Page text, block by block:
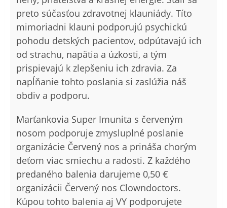
preto súčasťou zdravotnej klauniády. Títo
mimoriadni klauni podporujú psychickú
pohodu detských pacientov, odpútavajú ich
od strachu, napätia a úzkosti, a tým
prispievajú k zlepšeniu ich zdravia. Za
napĺňanie tohto poslania si zaslúžia náš
obdiv a podporu.
Marťankovia Super Imunita s červeným
nosom podporuje zmysluplné poslanie
organizácie Červený nos a prináša chorým
deťom viac smiechu a radosti. Z každého
predaného balenia darujeme 0,50 €
organizácii Červený nos Clowndoctors.
Kúpou tohto balenia aj VY podporujete